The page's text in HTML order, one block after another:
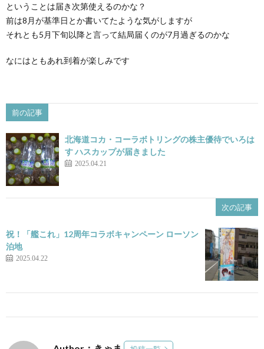
ということは届き次第使えるのかな？
前は8月が基準日とか書いてたような気がしますが
それとも5月下旬以降と言って結局届くのが7月過ぎるのかな
なにはともあれ到着が楽しみです
前の記事
北海道コカ・コーラボトリングの株主優待でいろは
す ハスカップが届きました
2025.04.21
次の記事
祝！「艦これ」12周年コラボキャンペーン ローソン
泊地
2025.04.22